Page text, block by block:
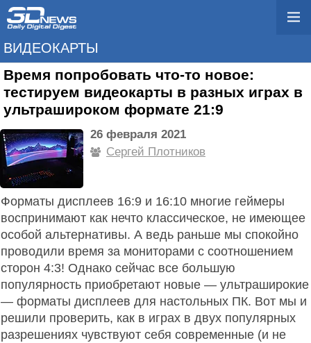
ВИДЕОКАРТЫ
Время попробовать что-то новое:
тестируем видеокарты в разных играх в
ультрашироком формате 21:9
26 февраля 2021
Сергей Плотников
Форматы дисплеев 16:9 и 16:10 многие геймеры
воспринимают как нечто классическое, не имеющее
особой альтернативы. А ведь раньше мы спокойно
проводили время за мониторами с соотношением
сторон 4:3! Однако сейчас все большую
популярность приобретают новые — ультраширокие
— форматы дисплеев для настольных ПК. Вот мы и
решили проверить, как в играх в двух популярных
разрешениях чувствуют себя современные (и не